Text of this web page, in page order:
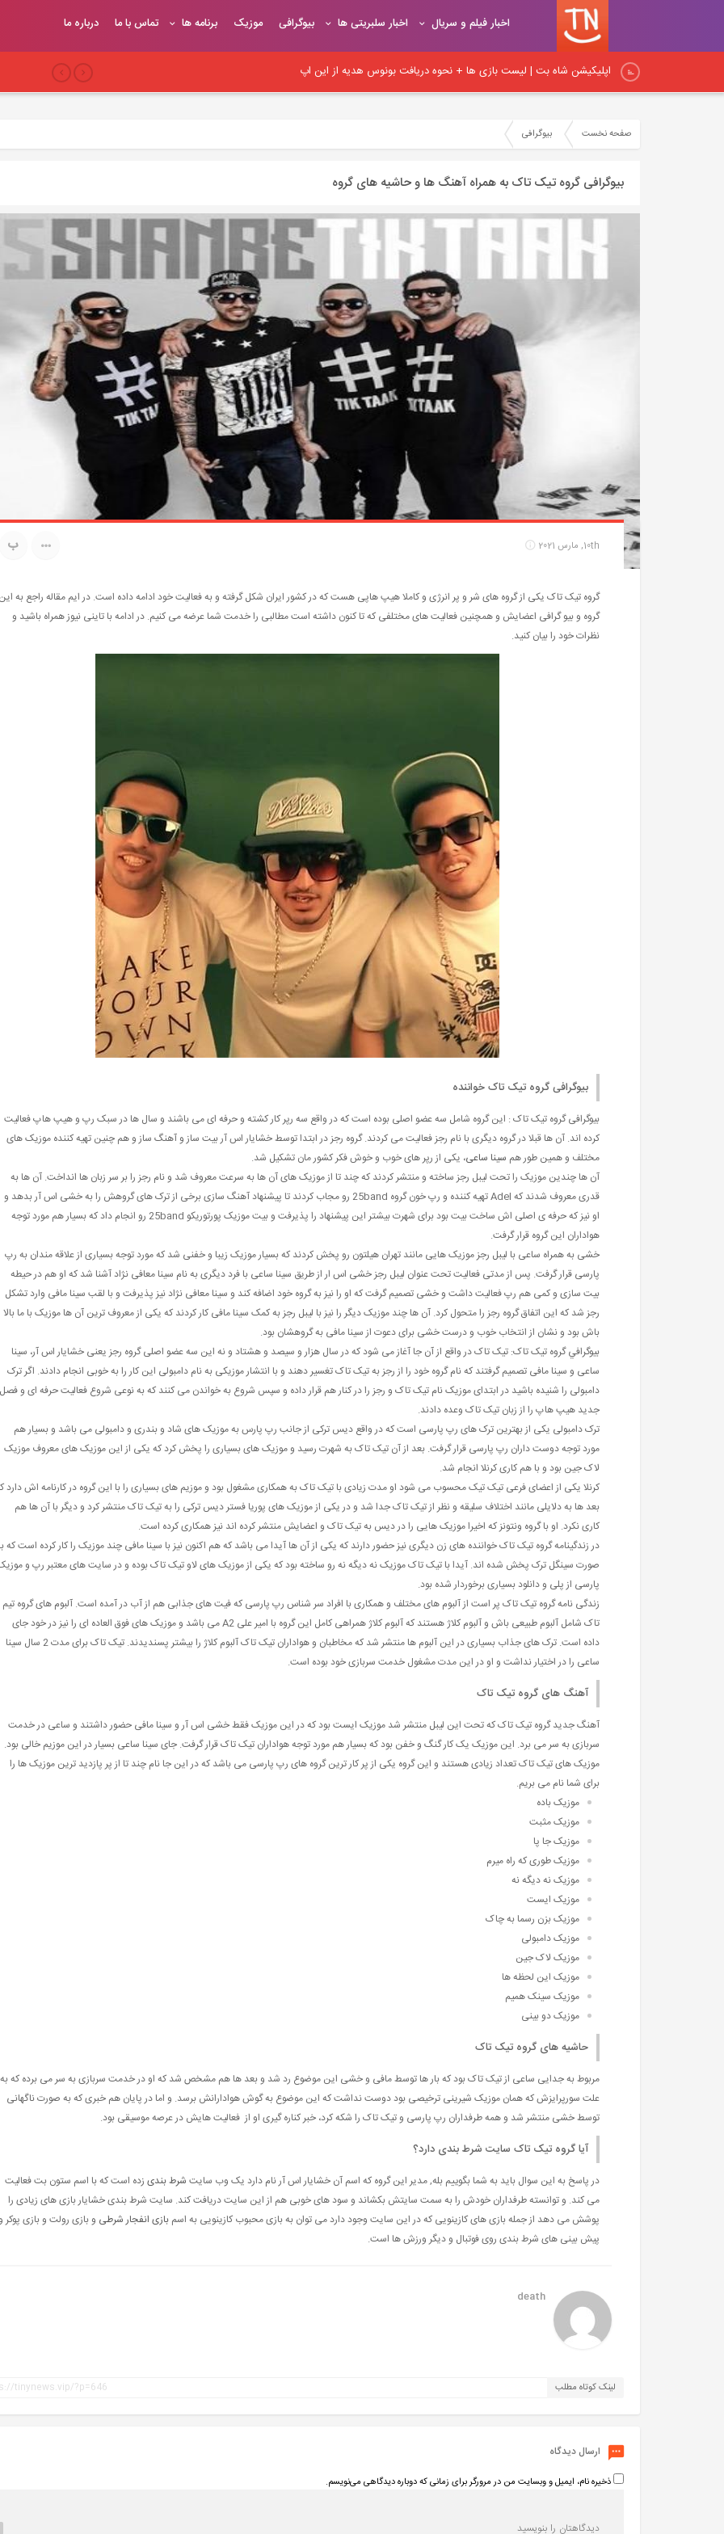
اخبار فیلم و سریال اخبار سلبریتی ها بیوگرافی موزیک برنامه ها تماس با ما درباره ما
اپلیکیشن شاه بت | لیست بازی ها + نحوه دریافت بونوس هدیه از این اپ
نکات اساسی لینک‌سازی در داخلی: راهنمای جامع برای بهبود سئو وب‌سایت
نکات مهم لینک‌سازی داخلی و آموزش اصول و روش‌های صحیح
اصول و قواعد اساسی لینک‌سازی: راهنمای کامل برای ایجاد پیوندهای موثر
صفحه نخست بیوگرافی
بیوگرافی گروه تیک تاک به همراه آهنگ ها و حاشیه های گروه
10th, مارس 2021 ب
گروه تیک تاک یکی از گروه های شر و پر انرژی و کاملا هیپ هاپی هست که در کشور ایران شکل گرفته و به فعالیت خود ادامه داده است. در ایم مقاله راجع به
گروه و بیو گرافی اعضایش و همچنین فعالیت های مختلفی که تا کنون داشته است مطالبی را خدمت شما عرضه می کنیم. در ادامه با تاینی نیوز همراه باشید و
نظرات خود را بیان کنید.
بیوگرافی گروه تیک تاک خواننده
بیوگرافی گروه تیک تاک : این گروه شامل سه عضو اصلی بوده است که در واقع سه رپر کار کشته و حرفه ای می باشند و سال ها در سبک رپ و هیپ هاپ فعالیت
کرده اند. آن ها قبلا در گروه دیگری با نام رجز فعالیت می کردند. گروه رجز در ابتدا توسط خشایار اس آر بیت ساز و آهنگ ساز و هم چنین تهیه کننده موزیک های
مختلف و همین طور هم سینا ساعی، یکی از رپر های خوب و خوش فکر کشور مان تشکیل شد.
آن ها چندین موزیک را تحت لیبل رجز ساخته و منتشر کردند که چند تا از موزیک های آن ها به سرعت معروف شد و نام رجز را بر سر زبان ها انداخت. آن ها به
قدری معروف شدند که Adel تهیه کننده و رپ خون گروه 25band رو مجاب کردند تا پیشنهاد آهنگ سازی برخی از ترک های گروهش را به خشی اس آر بدهد و
او نیز که حرفه ی اصلی اش ساخت بیت بود برای شهرت بیشتر این پیشنهاد را پذیرفت و بیت موزیک پورتوریکو 25band رو انجام داد که بسیار هم مورد توجه
هواداران این گروه قرار گرفت.
خشی به همراه ساعی با لیبل رجز موزیک هایی مانند تهران هیلتون رو پخش کردند که بسیار موزیک زیبا و خفنی شد که مورد توجه بسیاری از علاقه مندان به رپ
پارسی قرار گرفت. پس از مدتی فعالیت تحت عنوان لیبل رجز خشی اس ار از طریق سینا ساعی با فرد دیگری به نام سینا معافی نژاد آشنا شد که او هم در حیطه
بیت سازی و کمی هم رپ فعالیت داشت و خشی تصمیم گرفت که او را نیز به گروه خود اضافه کند و سینا معافی نژاد نیز پذیرفت و با لقب سینا مافی وارد تشکل
رجز شد که این اتفاق گروه رجز را متحول کرد. آن ها چند موزیک دیگر را نیز با لیبل رجز به کمک سینا مافی کار کردند که یکی از معروف ترین آن ها موزیک با ما بالا
باش بود و نشان از انتخاب خوب و درست خشی برای دعوت از سینا مافی به گروهشان بود.
بيوگرافي گروه تیک تاک: تیک تاک در واقع از آن جا آغاز می شود که در سال هزار و سیصد و هشتاد و نه این سه عضو اصلی گروه رجز یعنی خشایار اس آر، سینا
ساعی و سینا مافی تصمیم گرفتند که نام گروه خود را از رجز به تیک تاک تغسیر دهند و با انتشار موزیکی به نام دامبولی این کار را به خوبی انجام دادند. اگر ترک
دامبولی را شنیده باشید در ابتدای موزیک نام تیک تاک و رجز را در کنار هم قرار داده و سپس شروع به خواندن می کنند که به نوعی شروع فعالیت حرفه ای و فصل
جدید هیپ هاپ را از زبان تیک تاک وعده دادند.
ترک دامبولی یکی از بهترین ترک های رپ پارسی است که در واقع دیس ترکی از جانب رپ پارس به موزیک های شاد و بندری و دامبولی می باشد و بسیار هم
مورد توجه دوست داران رپ پارسی قرار گرفت. بعد از آن تیک تاک به شهرت رسید و موزیک های بسیاری را پخش کرد که یکی از این موزیک های معروف موزیک
لاک جین بود و با هم کاری کرنلا انجام شد.
کرنلا یکی از اعضای فرعی تیک تیک محسوب می شود او مدت زیادی با تیک تاک به همکاری مشغول بود و موزیم های بسیاری را با این گروه در کارنامه اش دارد
بعد ها به دلایلی مانند اختلاف سلیقه و نظر از تیک تاک جدا شد و در یکی از موزیک های پوریا فستر دیس ترکی را به تیک تاک منتشر کرد و دیگر با آن ها هم
کاری نکرد. او با گروه ونتونز که اخیرا موزیک هایی را در دیس به تیک تاک و اعضایش منتشر کرده اند نیز همکاری کرده است.
در زندگینامه گروه تیک تاک خواننده های زن دیگری نیز حضور دارند که یکی از آن ها آیدا می باشد که هم اکنون نیز با سینا مافی چند موزیک را کار کرده است که
صورت سینگل ترک پخش شده اند. آیدا با تیک تاک موزیک نه دیگه نه رو ساخته بود که یکی از موزیک های لاو تیک تاک بوده و در سایت های معتبر رپ و
پارسی از پلی و دانلود بسیاری برخوردار شده بود.
زندگی نامه گروه تیک تاک پر است از آلبوم های مختلف و همکاری با افراد سر شناس رپ پارسی که فیت های جذابی هم از آب در آمده است. آلبوم های گروه تیم
تاک شامل آلبوم طبیعی باش و آلبوم کلاژ هستند که آلبوم کلاژ همراهی کامل این گروه با امیر علی A2 می باشد و موزیک های فوق العاده ای را نیز در خود جای
داده است. ترک های جذاب بسیاری در این آلبوم ها منتشر شد که مخاطبان و هواداران تیک تاک آلبوم کلاژ را بیشتر پسندیدند. تیک تاک برای مدت 2 سال سینا
ساعی را در اختیار نداشت و او در این مدت مشغول خدمت سربازی خود بوده است.
آهنگ های گروه تیک تاک
آهنگ جدید گروه تیک تاک که تحت این لیبل منتشر شد موزیک ایست بود که در این موزیک فقط خشی اس آر و سینا مافی حضور داشتند و ساعی در خدمت
سربازی به سر می برد. این موزیک یک کار گنگ و خفن بود که بسیار هم مورد توجه هواداران تیک تاک قرار گرفت. جای سینا ساعی بسیار در این موزیم خالی بود.
موزیک های تیک تاک تعداد زیادی هستند و این گروه یکی از پر کار ترین گروه های رپ پارسی می باشد که در این جا نام چند تا از پر پازدید ترین موزیک ها را
برای شما نام می بریم.
موزیک باده
موزیک مثبت
موزیک جا پا
موزیک طوری که راه میرم
موزیک نه دیگه نه
موزیک ایست
موزیک بزن رسما به چاک
موزیک دامبولی
موزیک لاک جین
موزیک این لحظه ها
موزیک سینک همیم
موزیک دو بینی
حاشیه های گروه تیک تاک
مربوط به جدایی ساعی از تیک تاک بود که بار ها توسط مافی و خشی این موضوع رد شد و بعد ها هم مشخص شد که او در خدمت سربازی به سر می برده که به
علت سورپرایزش که همان موزیک شیرینی ترخیصی بود دوست نداشت که این موضوع به گوش هوادارانش برسد. و اما در پایان هم خبری که به صورت ناگهانی
توسط خشی منتشر شد و همه طرفداران رپ پارسی و تیک تاک را شکه کرد، خبر کناره گیری او از فعالیت هایش در عرصه موسیقی بود.
آیا گروه تیک تاک سایت شرط بندی دارد؟
در پاسخ به این سوال باید به شما بگوییم بله, مدیر این گروه که اسم آن خشایار اس آر نام دارد یک وب سایت شرط بندی زده است که با اسم ستون بت فعالیت
می کند. و توانسته طرفداران خودش را به سمت سایتش بکشاند و سود های خوبی هم از این سایت دریافت کند. سایت شرط بندی خشایار بازی های زیادی را
پوشش می دهد از جمله بازی های کازینویی که در این سایت وجود دارد می توان به بازی محبوب کازینویی به اسم بازی انفجار شرطی و بازی رولت و بازی پوکر
پیش بینی های شرط بندی روی فوتبال و دیگر ورزش ها است.
death
لینک کوتاه مطلب
ارسال دیدگاه
ذخیره نام، ایمیل و وبسایت من در مرورگر برای زمانی که دوباره دیدگاهی می‌نویسم.